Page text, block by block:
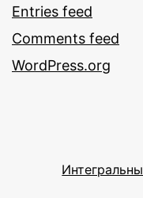
Entries feed
Comments feed
WordPress.org